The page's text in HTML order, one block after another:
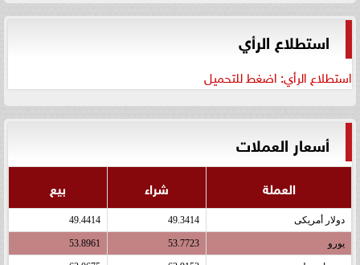
استطلاع الرأي
استطلاع الرأي: اضغط للتحميل
أسعار العملات
العملة شراء بيع
دولار أمريكى 49.3414
49.4414
يورو 53.7723
53.8961